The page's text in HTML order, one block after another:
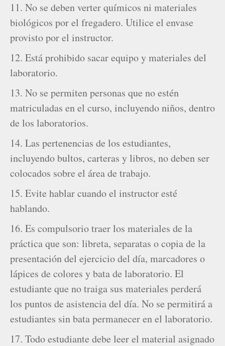
11. No se deben verter químicos ni materiales
biológicos por el fregadero. Utilice el envase
provisto por el instructor.
12. Está prohibido sacar equipo y materiales del
laboratorio.
13. No se permiten personas que no estén
matriculadas en el curso, incluyendo niños, dentro
de los laboratorios.
14. Las pertenencias de los estudiantes,
incluyendo bultos, carteras y libros, no deben ser
colocados sobre el área de trabajo.
15. Evite hablar cuando el instructor esté
hablando.
16. Es compulsorio traer los materiales de la
práctica que son: libreta, separatas o copia de la
presentación del ejercicio del día, marcadores o
lápices de colores y bata de laboratorio. El
estudiante que no traiga sus materiales perderá
los puntos de asistencia del día. No se permitirá a
estudiantes sin bata permanecer en el laboratorio.
17. Todo estudiante debe leer el material asignado